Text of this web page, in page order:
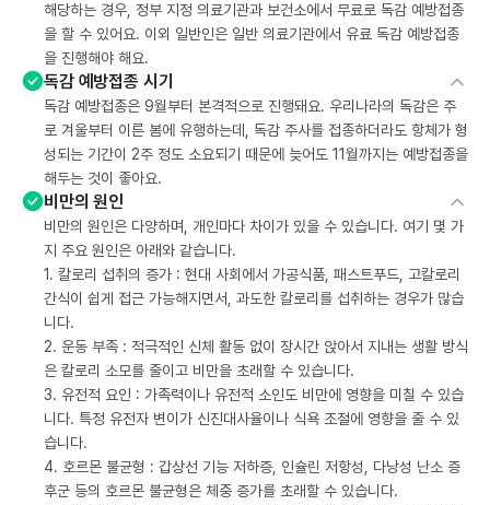
해당하는 경우, 정부 지정 의료기관과 보건소에서 무료로 독감 예방접종
을 할 수 있어요. 이외 일반인은 일반 의료기관에서 유료 독감 예방접종
을 진행해야 해요.
독감 예방접종 시기
독감 예방접종은 9월부터 본격적으로 진행돼요. 우리나라의 독감은 주
로 겨울부터 이른 봄에 유행하는데, 독감 주사를 접종하더라도 항체가 형
성되는 기간이 2주 정도 소요되기 때문에 늦어도 11월까지는 예방접종을
해두는 것이 좋아요.
비만의 원인
비만의 원인은 다양하며, 개인마다 차이가 있을 수 있습니다. 여기 몇 가
지 주요 원인은 아래와 같습니다.
1. 칼로리 섭취의 증가 : 현대 사회에서 가공식품, 패스트푸드, 고칼로리
간식이 쉽게 접근 가능해지면서, 과도한 칼로리를 섭취하는 경우가 많습
니다.
2. 운동 부족 : 적극적인 신체 활동 없이 장시간 앉아서 지내는 생활 방식
은 칼로리 소모를 줄이고 비만을 초래할 수 있습니다.
3. 유전적 요인 : 가족력이나 유전적 소인도 비만에 영향을 미칠 수 있습
니다. 특정 유전자 변이가 신진대사율이나 식욕 조절에 영향을 줄 수 있
습니다.
4. 호르몬 불균형 : 갑상선 기능 저하증, 인슐린 저항성, 다낭성 난소 증
후군 등의 호르몬 불균형은 체중 증가를 초래할 수 있습니다.